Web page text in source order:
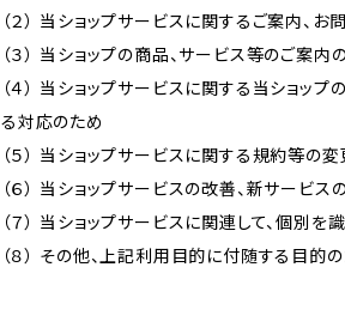
（２） 当ショップサービスに関するご案内、
（３） 当ショップの商品、サービス等のご案内
（４） 当ショップサービスに関する当ショップ
る対応のため
（５） 当ショップサービスに関する規約等の
（６） 当ショップサービスの改善、新サービ
（７） 当ショップサービスに関連して、個別
（８） その他、上記利用目的に付随する目的